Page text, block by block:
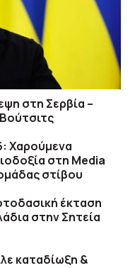
στη Σερβία –
Χαρούμενα
στη Media
στίβου
έκταση
στην Σητεία
καταδίωξη &